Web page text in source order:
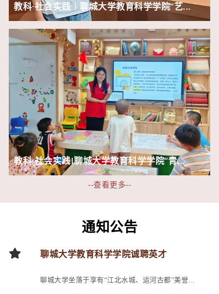
教科·社会实践︱聊城大学教育科学学院“艺...
教科·社会实践I聊城大学教育科学学院“青...
--查看更多--
通知公告
聊城大学教育科学学院诚聘英才
聊城大学坐落于享有“江北水城、运河古都”美誉...